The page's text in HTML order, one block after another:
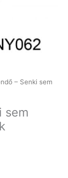
– Senki sem
sem